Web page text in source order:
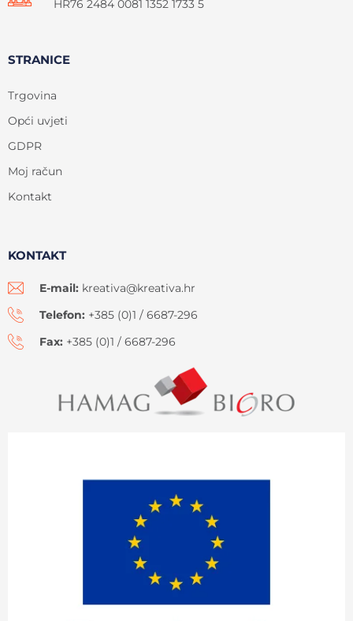
HR76 2484 0081 1352 1733 5
STRANICE
Trgovina
Opći uvjeti
GDPR
Moj račun
Kontakt
KONTAKT
E-mail: kreativa@kreativa.hr
Telefon: +385 (0)1 / 6687-296
Fax: +385 (0)1 / 6687-296